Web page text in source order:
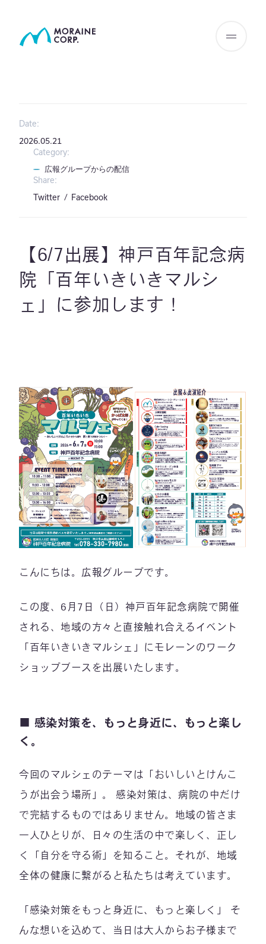
Date:
2026.05.21
Category:
広報グループからの配信
Share:
Twitter
Facebook
【6/7出展】神戸百年記念病
院「百年いきいきマルシ
ェ」に参加します！
こんにちは。広報グループです。
この度、6月7日（日）神戸百年記念病院で開催
される、地域の方々と直接触れ合えるイベント
「百年いきいきマルシェ」にモレーンのワーク
ショップブースを出展いたします。
■ 感染対策を、もっと身近に、もっと楽し
く。
今回のマルシェのテーマは「おいしいとけんこ
うが出会う場所」。 感染対策は、病院の中だけ
で完結するものではありません。地域の皆さま
一人ひとりが、日々の生活の中で楽しく、正し
く「自分を守る術」を知ること。それが、地域
全体の健康に繋がると私たちは考えています。
「感染対策をもっと身近に、もっと楽しく」 そ
んな想いを込めて、当日は大人からお子様まで